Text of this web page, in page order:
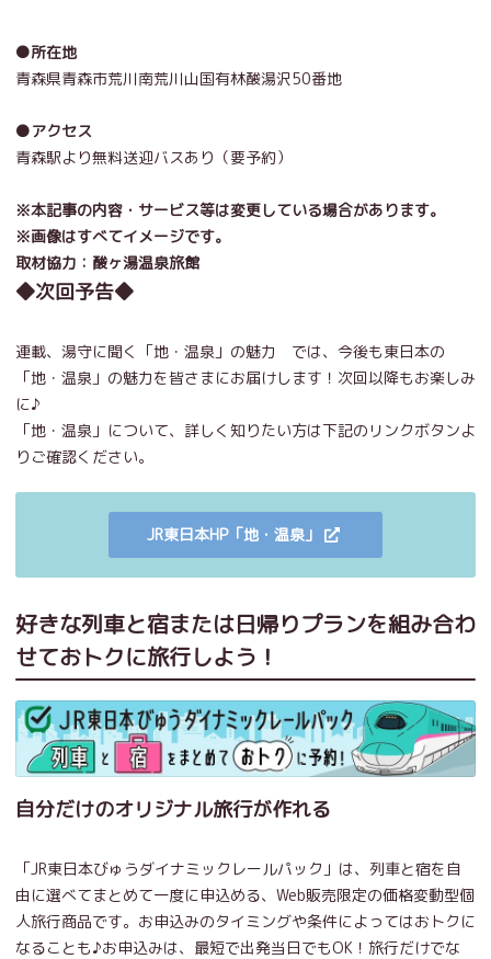
●所在地
青森県青森市荒川南荒川山国有林酸湯沢50番地
●アクセス
青森駅より無料送迎バスあり（要予約）
※本記事の内容・サービス等は変更している場合があります。
※画像はすべてイメージです。
取材協力：酸ヶ湯温泉旅館
◆次回予告◆
連載、湯守に聞く「地・温泉」の魅力 では、今後も東日本の
「地・温泉」の魅力を皆さまにお届けします！次回以降もお楽しみ
に♪
「地・温泉」について、詳しく知りたい方は下記のリンクボタンよ
りご確認ください。
JR東日本HP「地・温泉」
好きな列車と宿または日帰りプランを組み合わ
せておトクに旅行しよう！
自分だけのオリジナル旅行が作れる
「JR東日本びゅうダイナミックレールパック」は、列車と宿を自
由に選べてまとめて一度に申込める、Web販売限定の価格変動型個
人旅行商品です。お申込みのタイミングや条件によってはおトクに
なることも♪お申込みは、最短で出発当日でもOK！旅行だけでな